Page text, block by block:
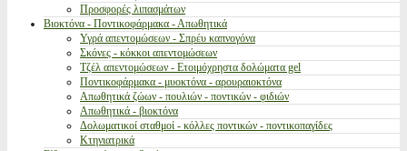
Προσφορές λιπασμάτων
Βιοκτόνα - Ποντικοφάρμακα - Απωθητικά
Υγρά απεντομώσεων - Σπρέυ καπνογόνα
Σκόνες - κόκκοι απεντομώσεων
Τζέλ απεντομώσεων - Ετοιμόχρηστα δολώματα gel
Ποντικοφάρμακα - μυοκτόνα - αρουραιοκτόνα
Απωθητικά ζώων - πουλιών - ποντικών - φιδιών
Απωθητικά - βιοκτόνα
Δολωματικοί σταθμοί - κόλλες ποντικών - ποντικοπαγίδες
Κτηνιατρικά